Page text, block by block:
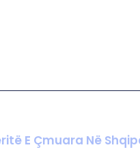
E Çmuara Në